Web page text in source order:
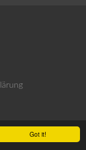
Got it!